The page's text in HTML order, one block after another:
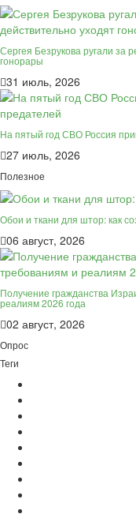
Сергея Безрукова ругали за
гонорары
31 июль, 2026
На пятый год СВО Россия
27 июль, 2026
Полезное
Обои и ткани для штор: как
06 август, 2026
Получение гражданства
реалиям 2026 года
02 август, 2026
Опрос
Теги